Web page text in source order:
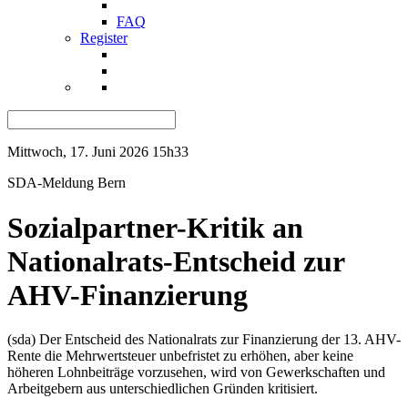
FAQ
Register
Mittwoch, 17. Juni 2026 15h33
SDA-Meldung Bern
Sozialpartner-Kritik an
Nationalrats-Entscheid zur
AHV-Finanzierung
(sda) Der Entscheid des Nationalrats zur Finanzierung der 13. AHV-
Rente die Mehrwertsteuer unbefristet zu erhöhen, aber keine
höheren Lohnbeiträge vorzusehen, wird von Gewerkschaften und
Arbeitgebern aus unterschiedlichen Gründen kritisiert.